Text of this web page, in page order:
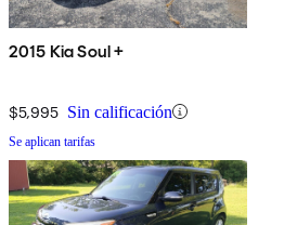
2015 Kia Soul +
$5,995 Sin calificación
Se aplican tarifas